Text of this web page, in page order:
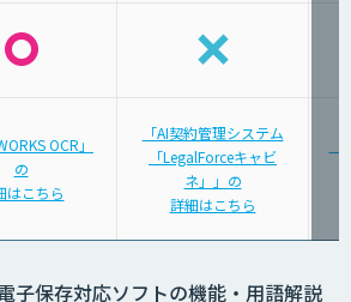
OCR」
の
はこちら
「AI契約管理システム
「LegalForceキャビ
ネ」」の
詳細はこちら
子保存対応ソフトの機能・用語解説